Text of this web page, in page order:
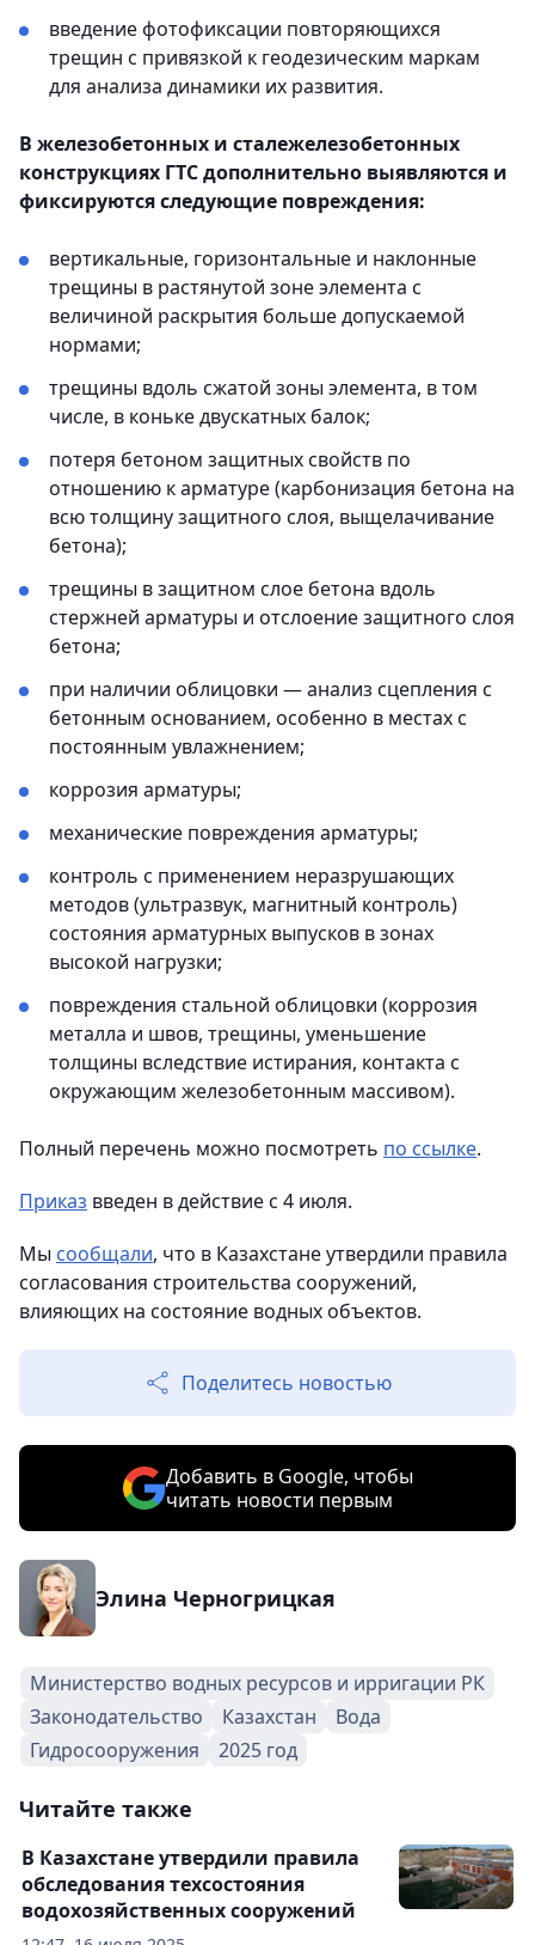
введение фотофиксации повторяющихся
трещин с привязкой к геодезическим маркам
для анализа динамики их развития.
В железобетонных и сталежелезобетонных
конструкциях ГТС дополнительно выявляются и
фиксируются следующие повреждения:
вертикальные, горизонтальные и наклонные
трещины в растянутой зоне элемента с
величиной раскрытия больше допускаемой
нормами;
трещины вдоль сжатой зоны элемента, в том
числе, в коньке двускатных балок;
потеря бетоном защитных свойств по
отношению к арматуре (карбонизация бетона на
всю толщину защитного слоя, выщелачивание
бетона);
трещины в защитном слое бетона вдоль
стержней арматуры и отслоение защитного слоя
бетона;
при наличии облицовки — анализ сцепления с
бетонным основанием, особенно в местах с
постоянным увлажнением;
коррозия арматуры;
механические повреждения арматуры;
контроль с применением неразрушающих
методов (ультразвук, магнитный контроль)
состояния арматурных выпусков в зонах
высокой нагрузки;
повреждения стальной облицовки (коррозия
металла и швов, трещины, уменьшение
толщины вследствие истирания, контакта с
окружающим железобетонным массивом).
Полный перечень можно посмотреть по ссылке.
Приказ введен в действие с 4 июля.
Мы сообщали, что в Казахстане утвердили правила
согласования строительства сооружений,
влияющих на состояние водных объектов.
Поделитесь новостью
Добавить в Google, чтобы
читать новости первым
Элина Черногрицкая
Министерство водных ресурсов и ирригации РК
Законодательство
Казахстан
Вода
Гидросооружения
2025 год
Читайте также
В Казахстане утвердили правила
обследования техсостояния
водохозяйственных сооружений